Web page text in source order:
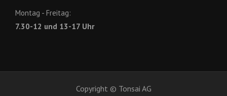
Montag - Freitag:
7.30-12 und 13-17 Uhr
Copyright © Tonsai AG